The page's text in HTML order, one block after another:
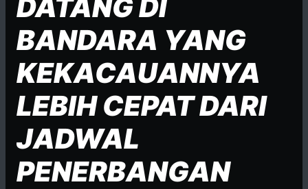
DATANG DI
BANDARA YANG
KEKACAUANNYA
LEBIH CEPAT DARI
JADWAL
PENERBANGAN